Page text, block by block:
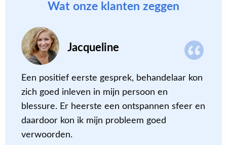
Wat onze klanten zeggen
Jacqueline
Een positief eerste gesprek, behandelaar kon
zich goed inleven in mijn persoon en
blessure. Er heerste een ontspannen sfeer en
daardoor kon ik mijn probleem goed
verwoorden.